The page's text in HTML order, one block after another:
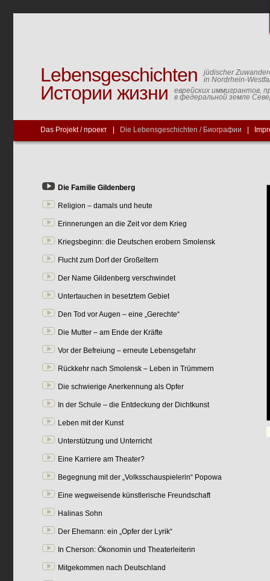
Lebensgeschichten
jüdischer
in Nordrhein-
Истории жизни еврейских иммигрантов,
в федеральной земле
Das Projekt / проект Die Lebensgeschichten / Биографии
Die Familie Gildenberg
Religion – damals und heute
Erinnerungen an die Zeit vor dem Krieg
Kriegsbeginn: die Deutschen erobern Smolensk
Flucht zum Dorf der Großeltern
Der Name Gildenberg verschwindet
Untertauchen in besetztem Gebiet
Den Tod vor Augen – eine „Gerechte“
Die Mutter – am Ende der Kräfte
Vor der Befreiung – erneute Lebensgefahr
Rückkehr nach Smolensk – Leben in Trümmern
Die schwierige Anerkennung als Opfer
In der Schule – die Entdeckung der Dichtkunst
Leben mit der Kunst
Unterstützung und Unterricht
Eine Karriere am Theater?
Begegnung mit der „Volksschauspielerin“ Popowa
Eine wegweisende künstlerische Freundschaft
Halinas Sohn
Der Ehemann: ein „Opfer der Lyrik“
In Cherson: Ökonomin und Theaterleiterin
Mitgekommen nach Deutschland